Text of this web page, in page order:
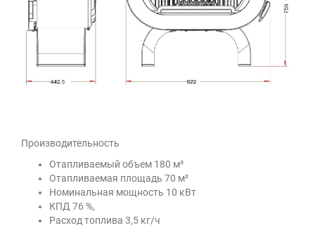
Производительность
Отапливаемый объем 180 м³
Отапливаемая площадь 70 м²
Номинальная мощность 10 кВт
КПД 76 %,
Расход топлива 3,5 кг/ч